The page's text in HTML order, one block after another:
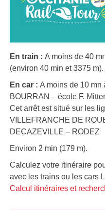
En train : A moins de 40
(environ 40 min et 3375 m).
En car : A moins de 10 mn
BOURRAN – école F.
Cet arrêt est situé sur les
VILLEFRANCHE DE
DECAZEVILLE – RODEZ
Environ 2 min (179 m).
Calculez votre itinéraire
avec les trains ou les cars
Calcul itinéraires et